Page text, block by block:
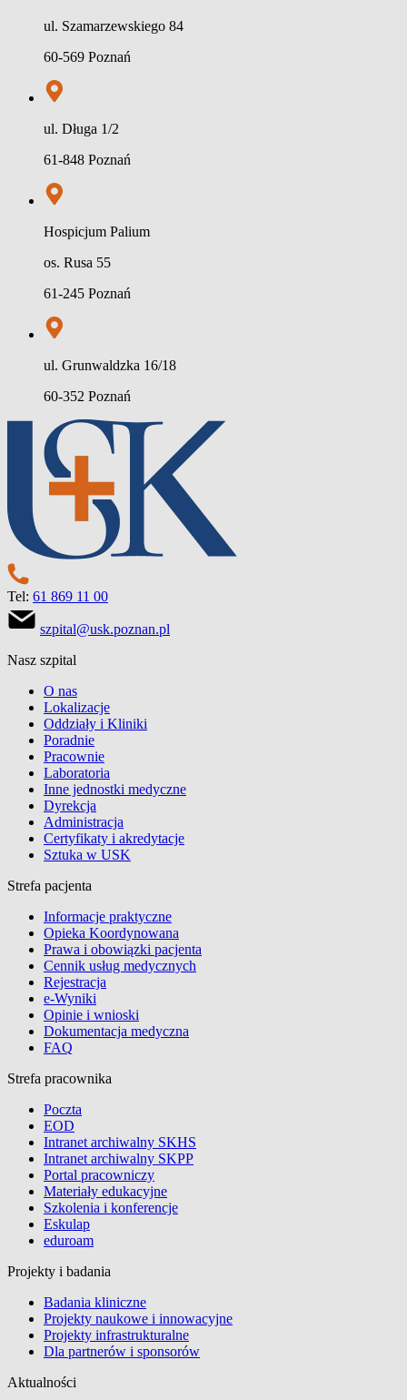
ul. Szamarzewskiego 84
60-569 Poznań
ul. Długa 1/2
61-848 Poznań
Hospicjum Palium
os. Rusa 55
61-245 Poznań
ul. Grunwaldzka 16/18
60-352 Poznań
Tel: 61 869 11 00
szpital@usk.poznan.pl
Nasz szpital
O nas
Lokalizacje
Oddziały i Kliniki
Poradnie
Pracownie
Laboratoria
Inne jednostki medyczne
Dyrekcja
Administracja
Certyfikaty i akredytacje
Sztuka w USK
Strefa pacjenta
Informacje praktyczne
Opieka Koordynowana
Prawa i obowiązki pacjenta
Cennik usług medycznych
Rejestracja
e-Wyniki
Opinie i wnioski
Dokumentacja medyczna
FAQ
Strefa pracownika
Poczta
EOD
Intranet archiwalny SKHS
Intranet archiwalny SKPP
Portal pracowniczy
Materiały edukacyjne
Szkolenia i konferencje
Eskulap
eduroam
Projekty i badania
Badania kliniczne
Projekty naukowe i innowacyjne
Projekty infrastrukturalne
Dla partnerów i sponsorów
Aktualności